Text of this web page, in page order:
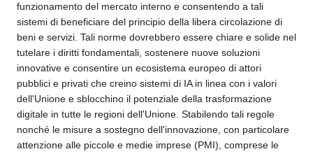
funzionamento del mercato interno e consentendo a tali
sistemi di beneficiare del principio della libera circolazione di
beni e servizi. Tali norme dovrebbero essere chiare e solide nel
tutelare i diritti fondamentali, sostenere nuove soluzioni
innovative e consentire un ecosistema europeo di attori
pubblici e privati che creino sistemi di IA in linea con i valori
dell'Unione e sblocchino il potenziale della trasformazione
digitale in tutte le regioni dell'Unione. Stabilendo tali regole
nonché le misure a sostegno dell'innovazione, con particolare
attenzione alle piccole e medie imprese (PMI), comprese le